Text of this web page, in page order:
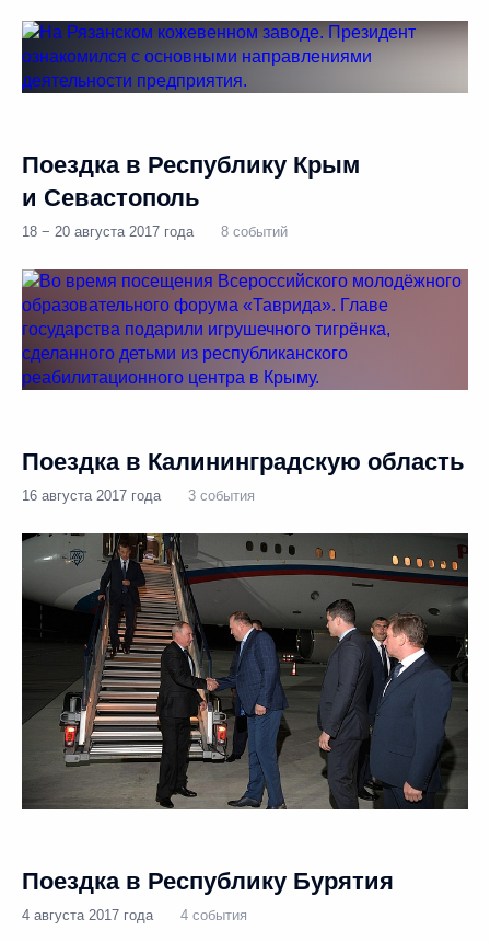
Поездка в Республику Крым
и Севастополь
18 − 20 августа 2017 года 8 событий
Поездка в Калининградскую область
16 августа 2017 года 3 события
Поездка в Республику Бурятия
4 августа 2017 года 4 события